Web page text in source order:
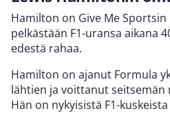
Hamilton on Give Me
pelkästään F1-uransa aikana
edestä rahaa.
Hamilton on ajanut Formula
lähtien ja voittanut
Hän on nykyisistä F1-